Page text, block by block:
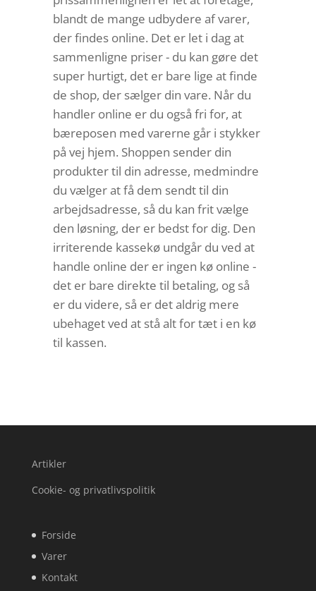
blandt de mange udbydere af varer,
der findes online. Det er let i dag at
sammenligne priser - du kan gøre det
super hurtigt, det er bare lige at finde
de shop, der sælger din vare. Når du
handler online er du også fri for, at
bæreposen med varerne går i stykker
på vej hjem. Shoppen sender din
produkter til din adresse, medmindre
du vælger at få dem sendt til din
arbejdsadresse, så du kan frit vælge
den løsning, der er bedst for dig. Den
irriterende kassekø undgår du ved at
handle online der er ingen kø online -
det er bare direkte til betaling, og så
er du videre, så er det aldrig mere
ubehaget ved at stå alt for tæt i en kø
til kassen.
Artikler
Cookie- og privatlivspolitik
Forside
Varer
Kontakt